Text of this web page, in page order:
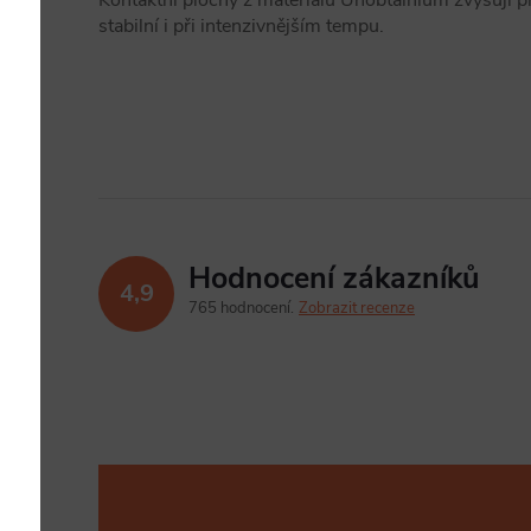
stabilní i při intenzivnějším tempu.
4,9 Hodnocení zákazníků
765 hodnocení Zobrazit recenze